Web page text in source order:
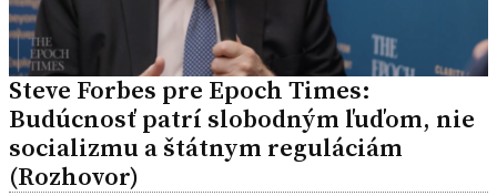
Steve Forbes pre Epoch Times:
Budúcnosť patrí slobodným ľuďom, nie
socializmu a štátnym reguláciám
(Rozhovor)